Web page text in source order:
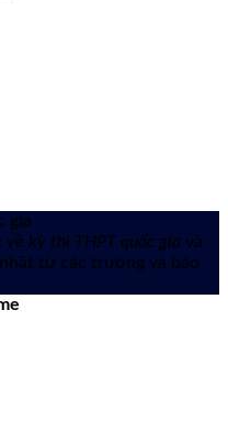
gia
về kỳ thi THPT quốc gia và
từ các trường và báo